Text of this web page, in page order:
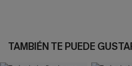
TAMBIÉN TE PUEDE